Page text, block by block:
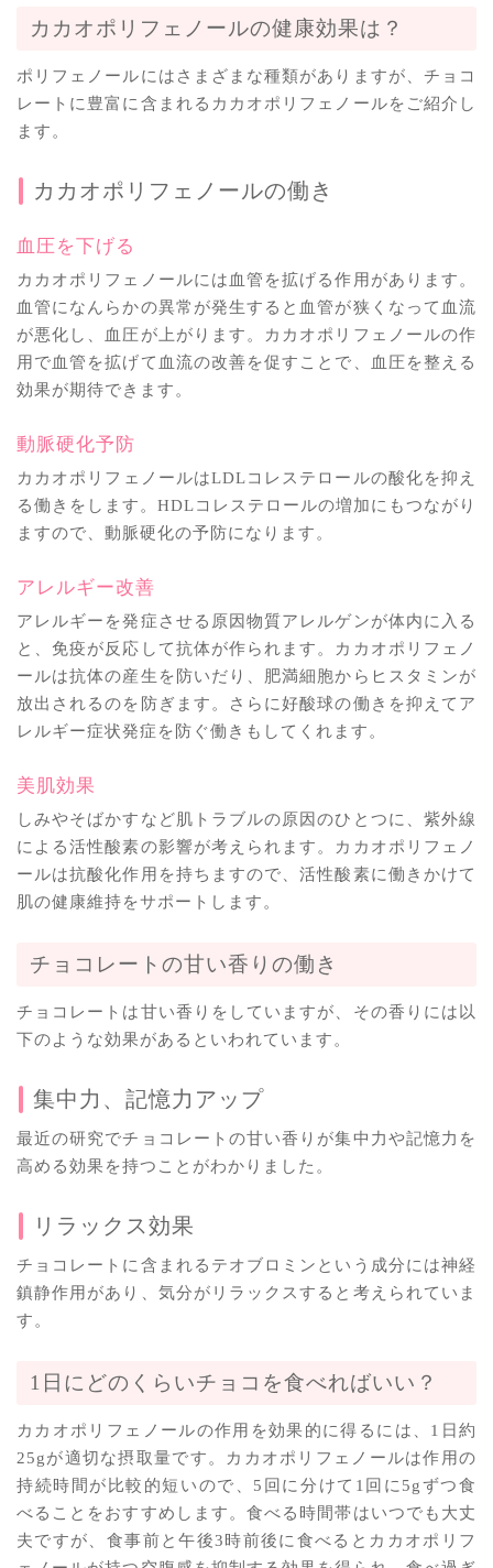
カカオポリフェノールの健康効果は？
ポリフェノールにはさまざまな種類がありますが、チョコ
レートに豊富に含まれるカカオポリフェノールをご紹介し
ます。
カカオポリフェノールの働き
血圧を下げる
カカオポリフェノールには血管を拡げる作用があります。
血管になんらかの異常が発生すると血管が狭くなって血流
が悪化し、血圧が上がります。カカオポリフェノールの作
用で血管を拡げて血流の改善を促すことで、血圧を整える
効果が期待できます。
動脈硬化予防
カカオポリフェノールはLDLコレステロールの酸化を抑え
る働きをします。HDLコレステロールの増加にもつながり
ますので、動脈硬化の予防になります。
アレルギー改善
アレルギーを発症させる原因物質アレルゲンが体内に入る
と、免疫が反応して抗体が作られます。カカオポリフェノ
ールは抗体の産生を防いだり、肥満細胞からヒスタミンが
放出されるのを防ぎます。さらに好酸球の働きを抑えてア
レルギー症状発症を防ぐ働きもしてくれます。
美肌効果
しみやそばかすなど肌トラブルの原因のひとつに、紫外線
による活性酸素の影響が考えられます。カカオポリフェノ
ールは抗酸化作用を持ちますので、活性酸素に働きかけて
肌の健康維持をサポートします。
チョコレートの甘い香りの働き
チョコレートは甘い香りをしていますが、その香りには以
下のような効果があるといわれています。
集中力、記憶力アップ
最近の研究でチョコレートの甘い香りが集中力や記憶力を
高める効果を持つことがわかりました。
リラックス効果
チョコレートに含まれるテオブロミンという成分には神経
鎮静作用があり、気分がリラックスすると考えられていま
す。
1日にどのくらいチョコを食べればいい？
カカオポリフェノールの作用を効果的に得るには、1日約
25gが適切な摂取量です。カカオポリフェノールは作用の
持続時間が比較的短いので、5回に分けて1回に5gずつ食
べることをおすすめします。食べる時間帯はいつでも大丈
夫ですが、食事前と午後3時前後に食べるとカカオポリフ